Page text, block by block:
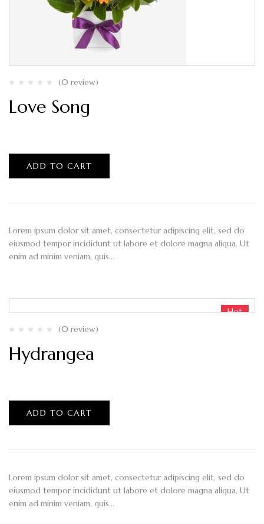
(0 review)
Love Song
ADD TO CART
Lorem ipsum dolor sit amet, consectetur adipiscing elit, sed do
eiusmod tempor incididunt ut labore et dolore magna aliqua. Ut
enim ad minim veniam, quis…
Hot
(0 review)
Hydrangea
ADD TO CART
Lorem ipsum dolor sit amet, consectetur adipiscing elit, sed do
eiusmod tempor incididunt ut labore et dolore magna aliqua. Ut
enim ad minim veniam, quis…